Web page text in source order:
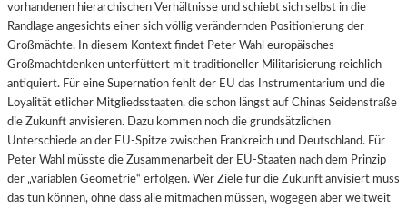
vorhandenen hierarchischen Verhältnisse und schiebt sich selbst in die
Randlage angesichts einer sich völlig verändernden Positionierung der
Großmächte. In diesem Kontext findet Peter Wahl europäisches
Großmachtdenken unterfüttert mit traditioneller Militarisierung reichlich
antiquiert. Für eine Supernation fehlt der EU das Instrumentarium und die
Loyalität etlicher Mitgliedsstaaten, die schon längst auf Chinas Seidenstraße
die Zukunft anvisieren. Dazu kommen noch die grundsätzlichen
Unterschiede an der EU-Spitze zwischen Frankreich und Deutschland. Für
Peter Wahl müsste die Zusammenarbeit der EU-Staaten nach dem Prinzip
der „variablen Geometrie“ erfolgen. Wer Ziele für die Zukunft anvisiert muss
das tun können, ohne dass alle mitmachen müssen, wogegen aber weltweit